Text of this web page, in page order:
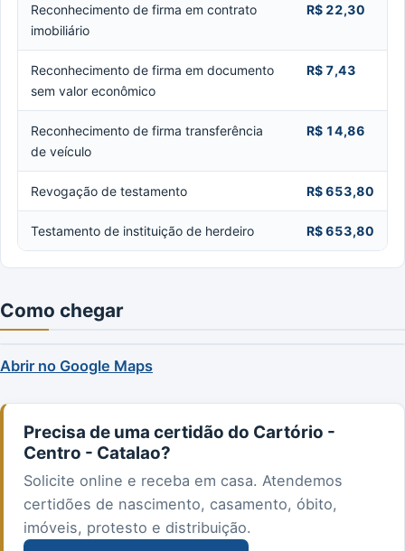
Reconhecimento de firma em contrato
imobiliário
R$ 22,30
Reconhecimento de firma em documento
sem valor econômico
R$ 7,43
Reconhecimento de firma transferência
de veículo
R$ 14,86
Revogação de testamento R$ 653,80
Testamento de instituição de herdeiro R$ 653,80
Como chegar
Abrir no Google Maps
Precisa de uma certidão do Cartório -
Centro - Catalao?
Solicite online e receba em casa. Atendemos
certidões de nascimento, casamento, óbito,
imóveis, protesto e distribuição.